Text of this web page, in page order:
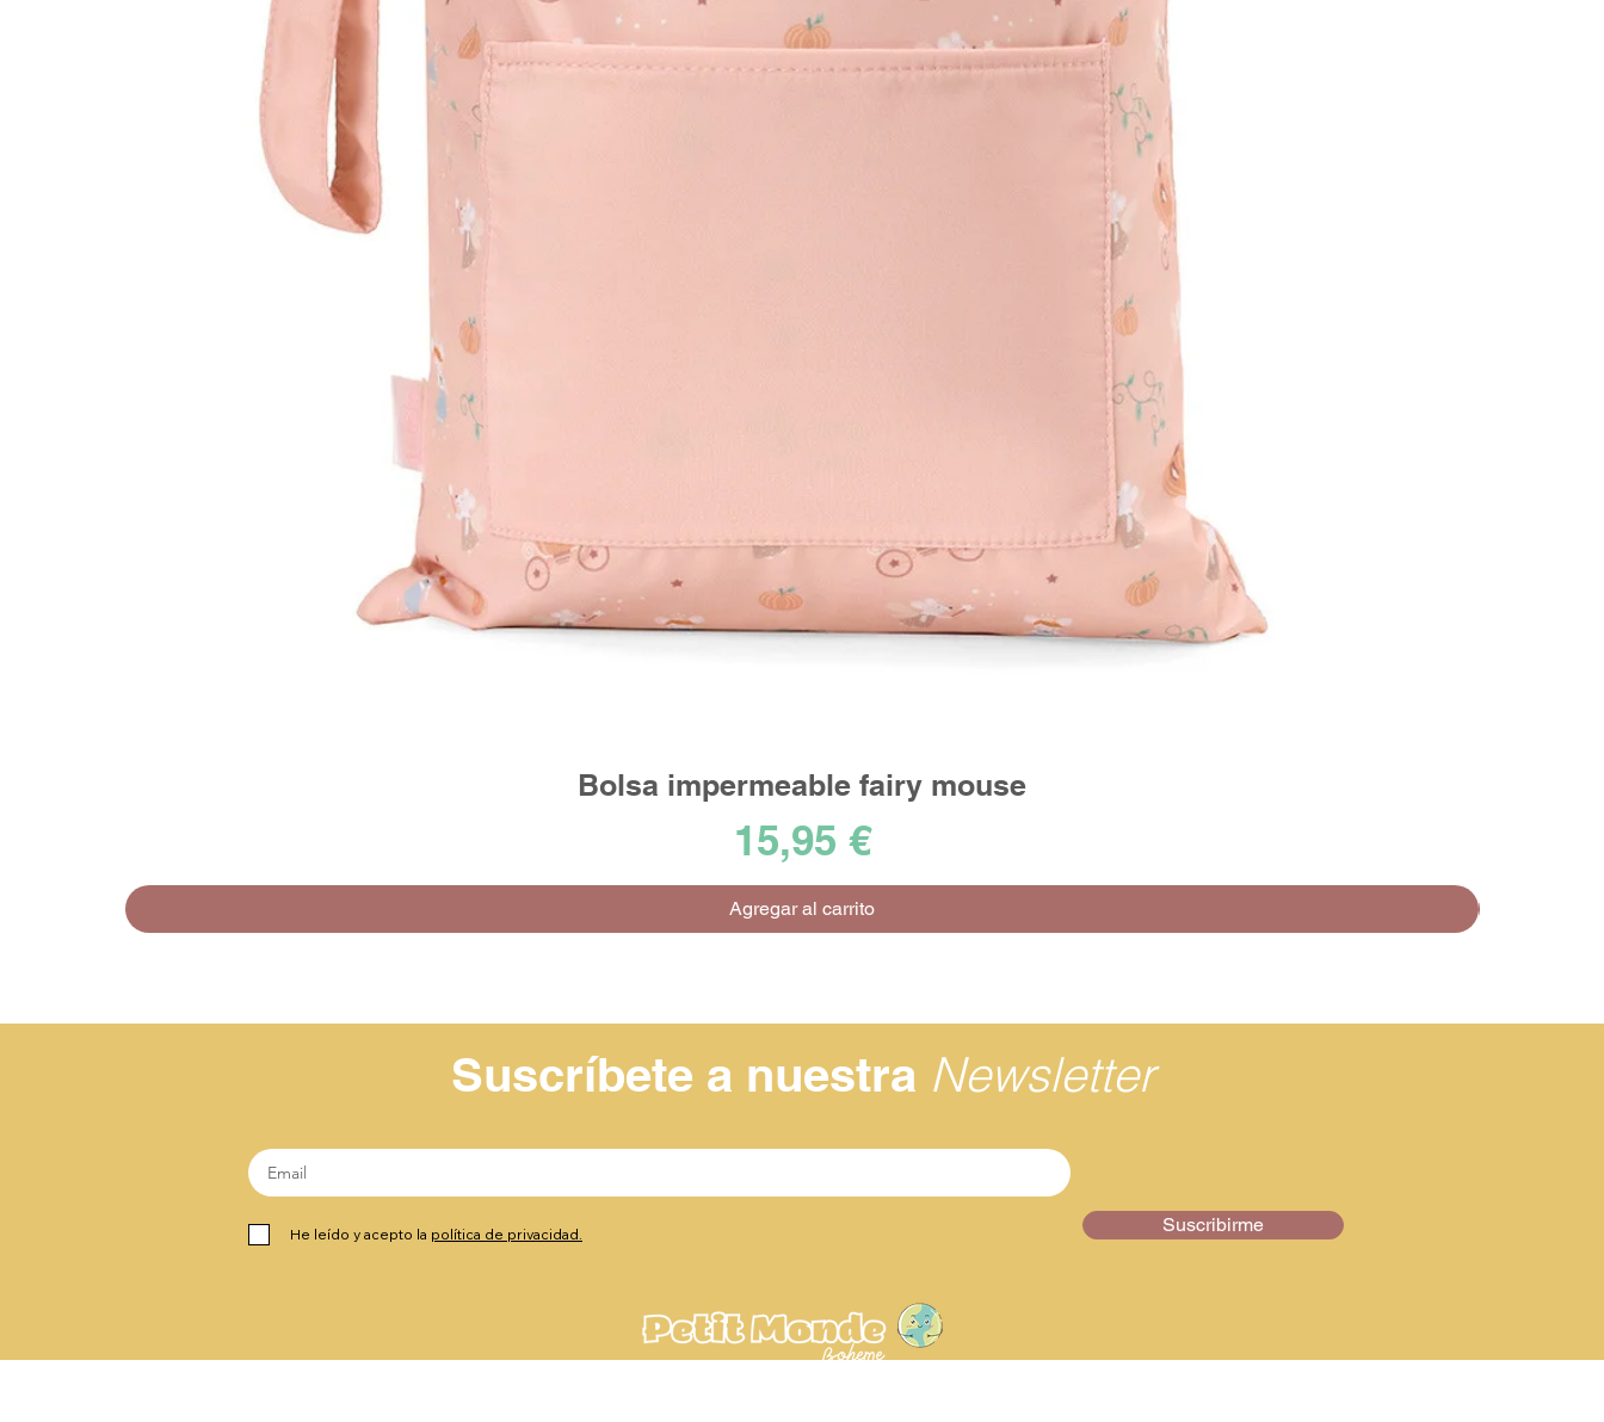
Vista rápida
Bolsa impermeable fairy mouse
Precio
15,95 €
Agregar al carrito
Suscríbete a nuestra Newsletter
He leído y acepto la política de privacidad. Suscribirme